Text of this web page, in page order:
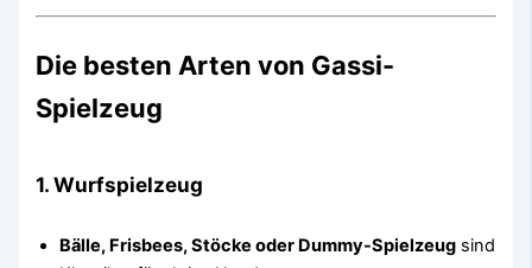
Die besten Arten von Gassi-
Spielzeug
1.Wurfspielzeug
Bälle, Frisbees, Stöcke oder Dummy-Spielzeug sind